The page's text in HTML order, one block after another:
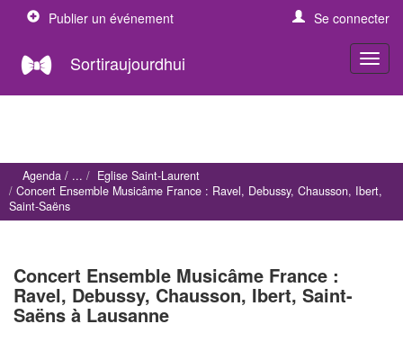
Publier un événement Se connecter
Sortiraujourdhui
Agenda
Eglise Saint-Laurent
Concert Ensemble Musicâme France : Ravel, Debussy, Chausson, Ibert,
Saint-Saëns
Concert Ensemble Musicâme France :
Ravel, Debussy, Chausson, Ibert, Saint-
Saëns à Lausanne